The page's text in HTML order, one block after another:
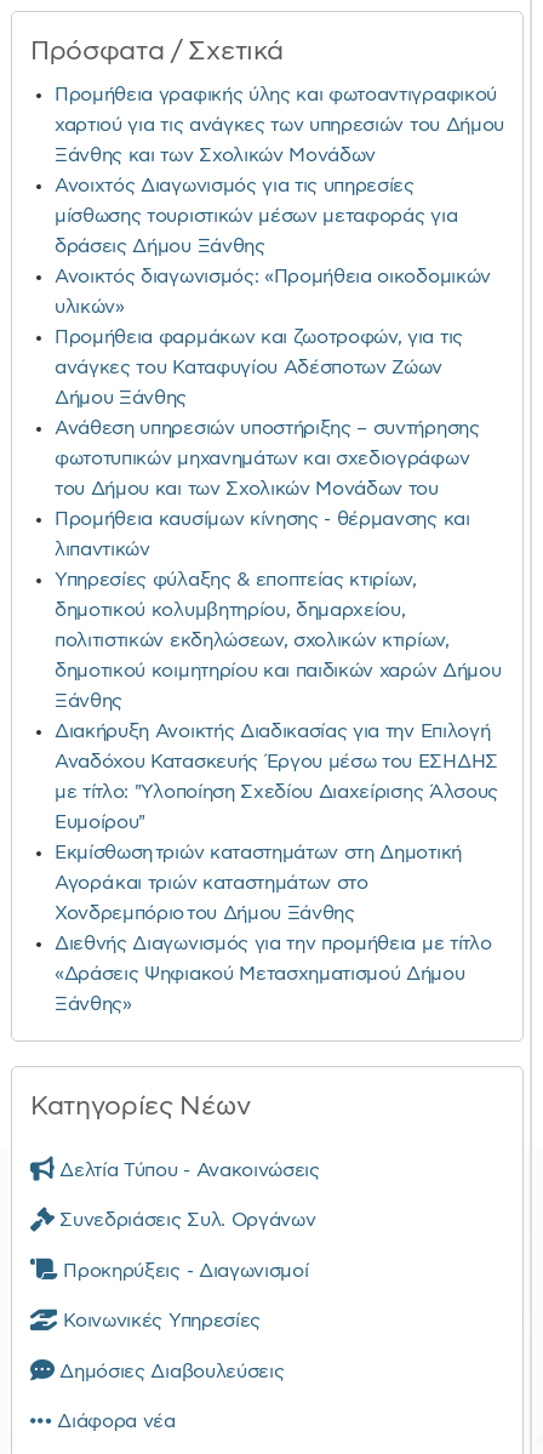
Πρόσφατα / Σχετικά
Προμήθεια γραφικής ύλης και φωτοαντιγραφικού
χαρτιού για τις ανάγκες των υπηρεσιών του Δήμου
Ξάνθης και των Σχολικών Μονάδων
Ανοιχτός Διαγωνισμός για τις υπηρεσίες
μίσθωσης τουριστικών μέσων μεταφοράς για
δράσεις Δήμου Ξάνθης
Ανοικτός διαγωνισμός: «Προμήθεια οικοδομικών
υλικών»
Προμήθεια φαρμάκων και ζωοτροφών, για τις
ανάγκες του Καταφυγίου Αδέσποτων Ζώων
Δήμου Ξάνθης
Ανάθεση υπηρεσιών υποστήριξης – συντήρησης
φωτοτυπικών μηχανημάτων και σχεδιογράφων
του Δήμου και των Σχολικών Μονάδων του
Προμήθεια καυσίμων κίνησης - θέρμανσης και
λιπαντικών
Υπηρεσίες φύλαξης & εποπτείας κτιρίων,
δημοτικού κολυμβητηρίου, δημαρχείου,
πολιτιστικών εκδηλώσεων, σχολικών κτιρίων,
δημοτικού κοιμητηρίου και παιδικών χαρών Δήμου
Ξάνθης
Διακήρυξη Ανοικτής Διαδικασίας για την Επιλογή
Αναδόχου Κατασκευής Έργου μέσω του ΕΣΗΔΗΣ
με τίτλο: "Υλοποίηση Σχεδίου Διαχείρισης Άλσους
Ευμοίρου"
Εκμίσθωση τριών καταστημάτων στη Δημοτική
Αγορά και τριών καταστημάτων στο
Χονδρεμπόριο του Δήμου Ξάνθης
Διεθνής Διαγωνισμός για την προμήθεια με τίτλο
«Δράσεις Ψηφιακού Μετασχηματισμού Δήμου
Ξάνθης»
Κατηγορίες Νέων
Δελτία Τύπου - Ανακοινώσεις
Συνεδριάσεις Συλ. Οργάνων
Προκηρύξεις - Διαγωνισμοί
Κοινωνικές Υπηρεσίες
Δημόσιες Διαβουλεύσεις
Διάφορα νέα